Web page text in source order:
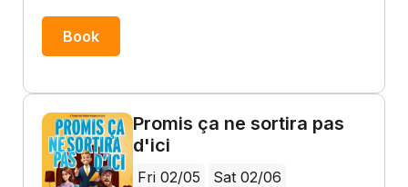
Book
Promis ça ne sortira pas
d'ici
Fri 02/05
Sat 02/06